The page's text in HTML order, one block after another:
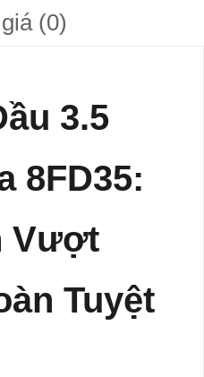
(0)
3.5
8FD35:
Vượt
Tuyệt